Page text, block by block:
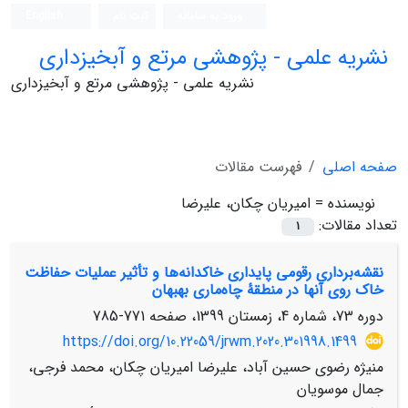
نشریه علمی - پژوهشی مرتع و آبخیزداری
نشریه علمی - پژوهشی مرتع و آبخیزداری
صفحه اصلی
فهرست مقالات
نویسنده = امیریان چکان، علیرضا
تعداد مقالات:
1
نقشه‌برداری رقومی پایداری خاکدانه‌ها و تأثیر عملیات حفاظت
خاک روی آن‏ها در منطقۀ چاه‌ماری بهبهان
دوره 73، شماره 4، زمستان 1399، صفحه
771-785
https://doi.org/10.22059/jrwm.2020.301998.1499
منیژه رضوی حسین آباد، علیرضا امیریان چکان، محمد فرجی،
جمال موسویان